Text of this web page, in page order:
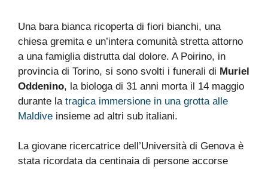
Una bara bianca ricoperta di fiori bianchi, una
chiesa gremita e un’intera comunità stretta attorno
a una famiglia distrutta dal dolore. A Poirino, in
provincia di Torino, si sono svolti i funerali di Muriel
Oddenino, la biologa di 31 anni morta il 14 maggio
durante la tragica immersione in una grotta alle
Maldive insieme ad altri sub italiani.
La giovane ricercatrice dell’Università di Genova è
stata ricordata da centinaia di persone accorse